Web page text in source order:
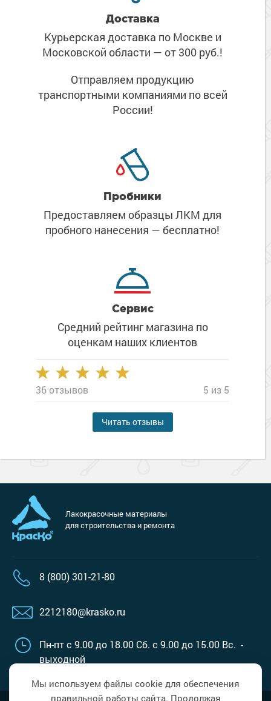
Доставка
Курьерская доставка по Москве и
Московской области — от 300 руб.!
Отправляем продукцию
транспортными компаниями по всей
России!
Пробники
Предоставляем образцы ЛКМ для
пробного нанесения — бесплатно!
Сервис
Средний рейтинг магазина по
оценкам наших клиентов
36 отзывов 5 из 5
Читать отзывы
Лакокрасочные материалы
для строительства и ремонта
8 (800) 301-21-80
2212180@krasko.ru
Пн-пт с 9.00 до 18.00 Сб. с 9.00 до 15.00 Вс. -
выходной
Мы используем файлы cookie для обеспечения
правильной работы сайта. Продолжая